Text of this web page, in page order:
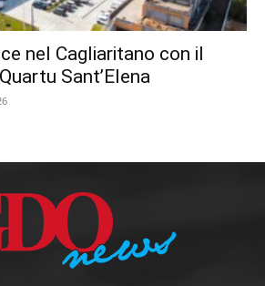
nel Cagliaritano con il
Sant’Elena